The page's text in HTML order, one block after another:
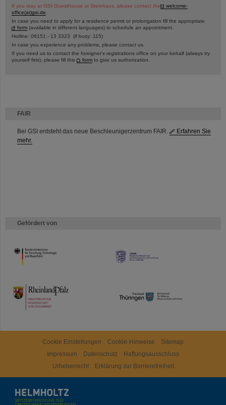
FAIR
Bei GSI entsteht das neue Beschleunigerzentrum FAIR.
Erfahren Sie
mehr.
Gefördert von
HMWK
TMWWDG
If you stay at GSI Guesthouse or Steinhaus, please contact the
welcome-
office(at)gsi.de
In case you need to apply for a residence permit or prolongation fill the appropriate
form (available in different languages) to schedule an appointment.
Hotline: 06151 - 13 3323 (if busy: 115)
In case you experience any problems, please contact us.
If you need us to contact the foreigner's registrations office on your behalf (always try
yourself first), please fill this
form to give us authorization.
Cookie Einstellungen Cookie-Hinweise
Sitemap
Impressum
Datenschutz
Haftungsausschluss
Urheberrecht
Erklärung zur Barrierefreiheit